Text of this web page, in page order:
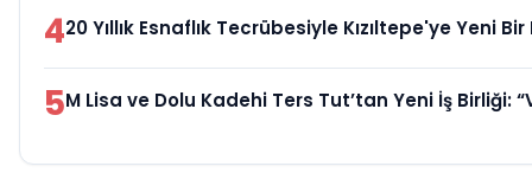
420 Yıllık Esnaflık Tecrübesiyle Kızıltepe'ye Yeni
5M Lisa ve Dolu Kadehi Ters Tut’tan Yeni İş Birliği: